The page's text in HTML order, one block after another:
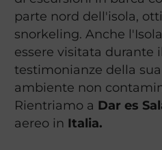
parte nord dell'isola,
snorkeling. Anche
essere visitata durante
testimonianze della
ambiente non
Rientriamo a Dar es
aereo in Italia.